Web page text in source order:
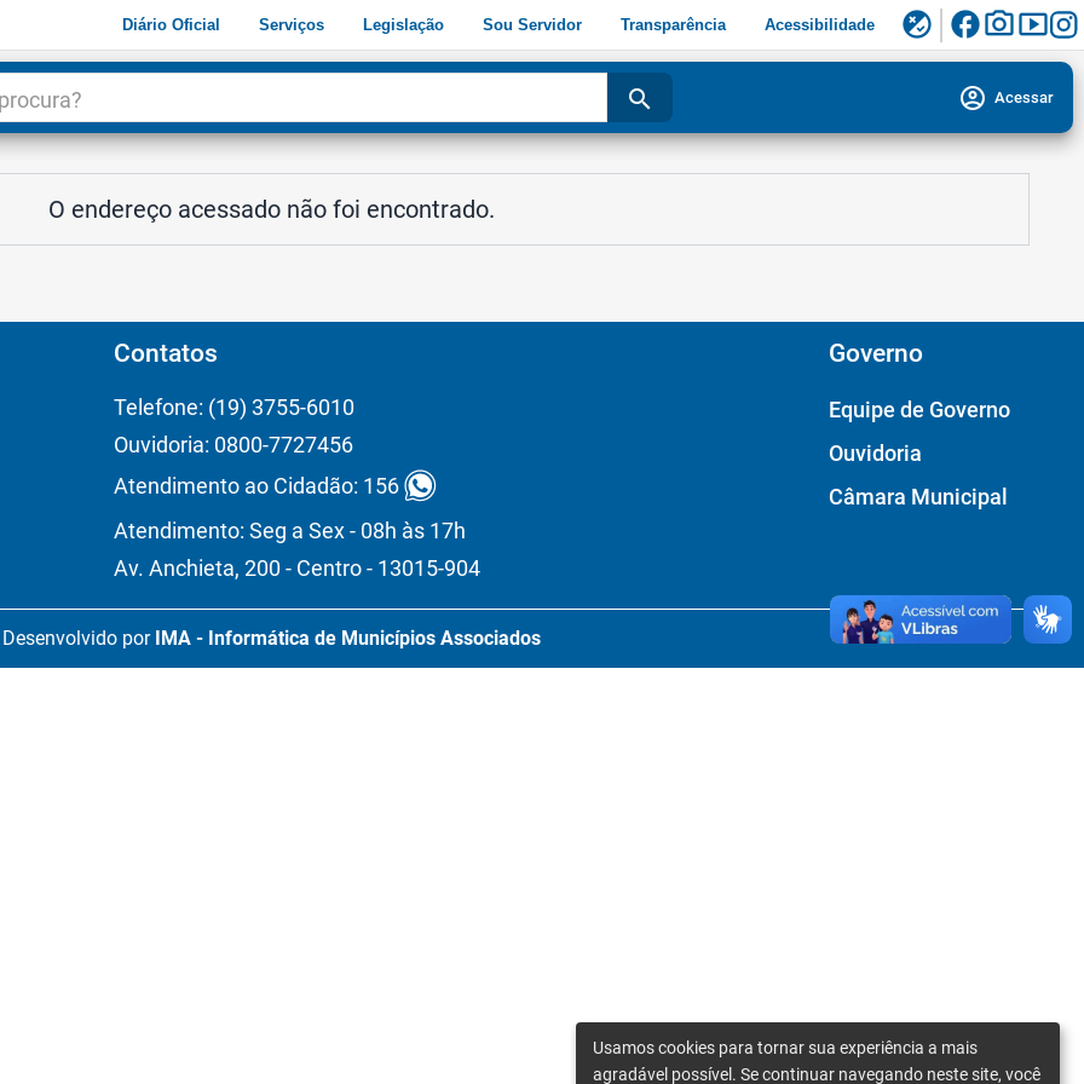
Diário Oficial Serviços Legislação Sou Servidor Transparência Acessibilidade flaky facebookphoto_camerasmart_display
search account_circle Acessar
O endereço acessado não foi encontrado.
Contatos
Telefone: (19) 3755-6010
Ouvidoria: 0800-7727456
Atendimento ao Cidadão: 156
Atendimento: Seg a Sex - 08h às 17h
Av. Anchieta, 200 - Centro - 13015-904
Governo
Equipe de Governo
Ouvidoria
Câmara Municipal
Desenvolvido por IMA - Informática de Municípios Associados
Usamos cookies para tornar sua experiência a mais
agradável possível. Se continuar navegando neste site, você